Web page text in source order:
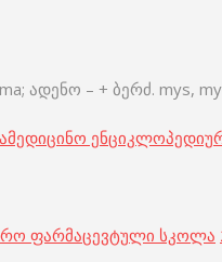
ადენო – + ბერძ. mys,
ფარმაცევტული სკოლა